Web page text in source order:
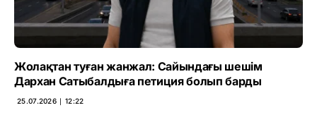
Жолақтан туған жанжал: Сайындағы шешім
Дархан Сатыбалдыға петиция болып барды
25.07.2026 ∣ 12:22